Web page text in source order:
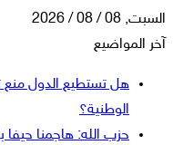
السبت, 08 / 08 / 2026
آخر المواضيع
هل تستطيع الدول منع
الوطنية؟
حزب الله: هاجمنا حيفا